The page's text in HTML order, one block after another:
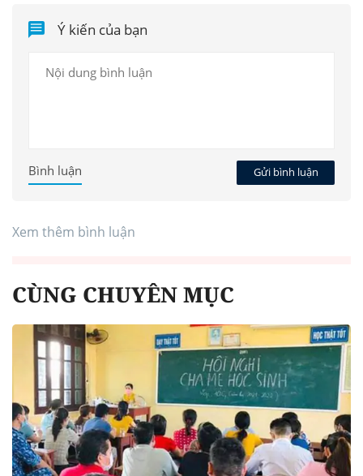
Ý kiến của bạn
Gửi bình luận
Bình luận
Xem thêm bình luận
CÙNG CHUYÊN MỤC